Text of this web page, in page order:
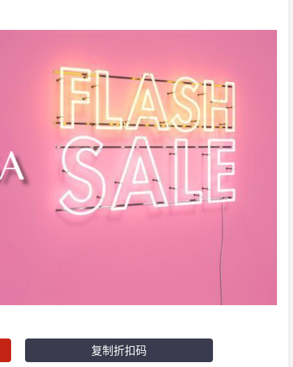
复制折扣码